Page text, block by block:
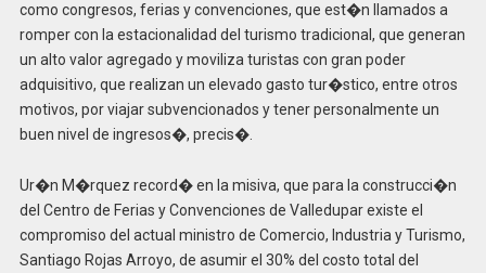
como congresos, ferias y convenciones, que est�n llamados a
romper con la estacionalidad del turismo tradicional, que generan
un alto valor agregado y moviliza turistas con gran poder
adquisitivo, que realizan un elevado gasto tur�stico, entre otros
motivos, por viajar subvencionados y tener personalmente un
buen nivel de ingresos�, precis�.
Ur�n M�rquez record� en la misiva, que para la construcci�n
del Centro de Ferias y Convenciones de Valledupar existe el
compromiso del actual ministro de Comercio, Industria y Turismo,
Santiago Rojas Arroyo, de asumir el 30% del costo total del